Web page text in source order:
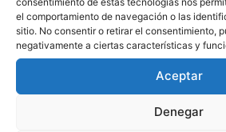
el comportamiento de navegación o las
sitio. No consentir o retirar el consentimiento,
negativamente a ciertas características y
Aceptar
Denegar
[11] Hector Hernandez
[25] Camilo Rendon
[99] Luis Fernando Coronell
MBARETE